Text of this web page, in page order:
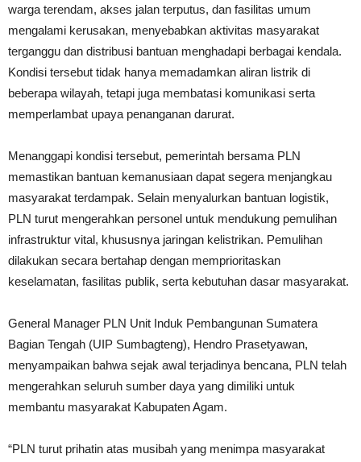
warga terendam, akses jalan terputus, dan fasilitas umum
mengalami kerusakan, menyebabkan aktivitas masyarakat
terganggu dan distribusi bantuan menghadapi berbagai kendala.
Kondisi tersebut tidak hanya memadamkan aliran listrik di
beberapa wilayah, tetapi juga membatasi komunikasi serta
memperlambat upaya penanganan darurat.
Menanggapi kondisi tersebut, pemerintah bersama PLN
memastikan bantuan kemanusiaan dapat segera menjangkau
masyarakat terdampak. Selain menyalurkan bantuan logistik,
PLN turut mengerahkan personel untuk mendukung pemulihan
infrastruktur vital, khususnya jaringan kelistrikan. Pemulihan
dilakukan secara bertahap dengan memprioritaskan
keselamatan, fasilitas publik, serta kebutuhan dasar masyarakat.
General Manager PLN Unit Induk Pembangunan Sumatera
Bagian Tengah (UIP Sumbagteng), Hendro Prasetyawan,
menyampaikan bahwa sejak awal terjadinya bencana, PLN telah
mengerahkan seluruh sumber daya yang dimiliki untuk
membantu masyarakat Kabupaten Agam.
“PLN turut prihatin atas musibah yang menimpa masyarakat